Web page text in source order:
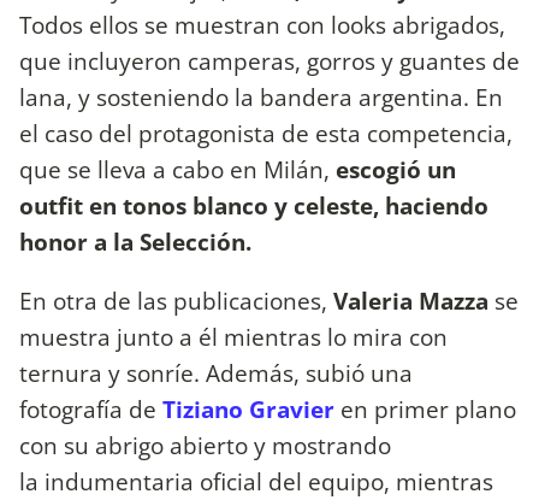
Todos ellos se muestran con looks abrigados,
que incluyeron camperas, gorros y guantes de
lana, y sosteniendo la bandera argentina. En
el caso del protagonista de esta competencia,
que se lleva a cabo en Milán, escogió un
outfit en tonos blanco y celeste, haciendo
honor a la Selección.
En otra de las publicaciones, Valeria Mazza se
muestra junto a él mientras lo mira con
ternura y sonríe. Además, subió una
fotografía de Tiziano Gravier en primer plano
con su abrigo abierto y mostrando
la indumentaria oficial del equipo, mientras